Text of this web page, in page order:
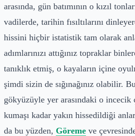
arasında, gün batımının o kızıl
vadilerde, tarihin fısıltılarını
hissini hiçbir istatistik tam olarak
adımlarınızı attığınız topraklar
tanıklık etmiş, o kayaların içine
şimdi sizin de sığınağınız olabilir.
gökyüzüyle yer arasındaki o incecik
kumaşı kadar yakın hissedildiği
da bu yüzden, Göreme ve